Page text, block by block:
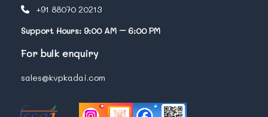
+91 88070 20213
Support Hours: 9:00 AM – 6:00 PM
For bulk enquiry
sales@kvpkadai.com